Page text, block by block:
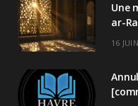
Une
ar-
16